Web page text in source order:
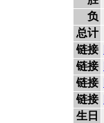
负
总计
链接
链接
链接
链接
生日